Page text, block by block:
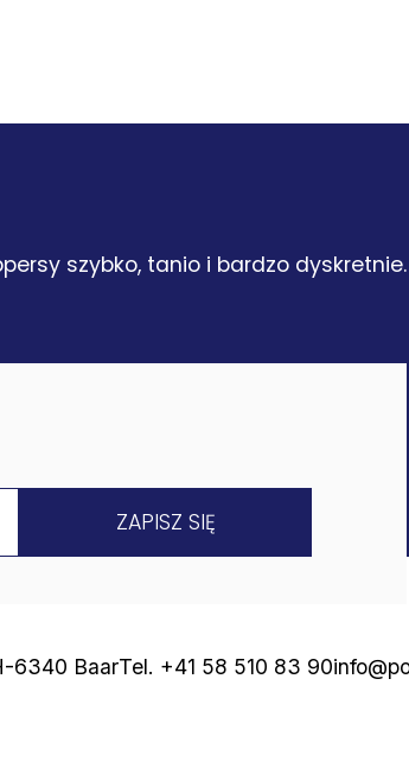
szybko, tanio i bardzo dyskretnie.
6340 BaarTel. +41 58 510 83 90